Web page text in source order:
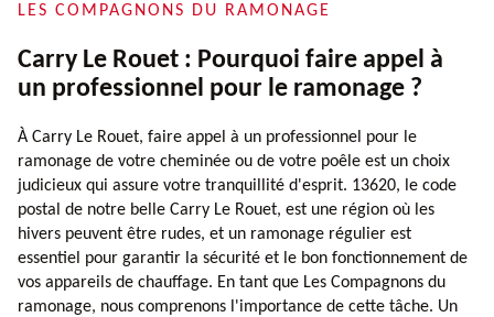
LES COMPAGNONS DU RAMONAGE
Carry Le Rouet : Pourquoi faire appel à
un professionnel pour le ramonage ?
À Carry Le Rouet, faire appel à un professionnel pour le
ramonage de votre cheminée ou de votre poêle est un choix
judicieux qui assure votre tranquillité d'esprit. 13620, le code
postal de notre belle Carry Le Rouet, est une région où les
hivers peuvent être rudes, et un ramonage régulier est
essentiel pour garantir la sécurité et le bon fonctionnement de
vos appareils de chauffage. En tant que Les Compagnons du
ramonage, nous comprenons l'importance de cette tâche. Un